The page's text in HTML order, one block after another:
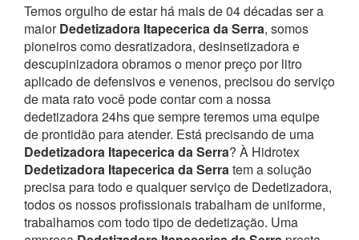
Temos orgulho de estar há mais de 04 décadas ser a
maiorDedetizadora Itapecerica da Serra, somos
pioneiros como desratizadora, desinsetizadora e
descupinizadora obramos o menor preço por litro
aplicado de defensivos e venenos, precisou do serviço
de mata rato você pode contar com a nossa
dedetizadora 24hs que sempre teremos uma equipe
de prontidão para atender. Está precisando de uma
Dedetizadora Itapecerica da Serra? À Hidrotex
Dedetizadora Itapecerica da Serratem a solução
precisa para todo e qualquer serviço de Dedetizadora,
todos os nossos profissionais trabalham de uniforme,
trabalhamos com todo tipo de dedetização. Uma